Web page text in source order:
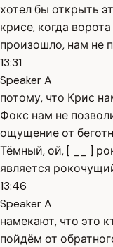
хотел бы открыть
крисе, когда
произошло, нам не
13:31
Speaker A
потому, что Крис
Фокс нам не
ощущение от
Тёмный, ой, [ __ ]
является
13:46
Speaker A
намекают, что это
пойдём от